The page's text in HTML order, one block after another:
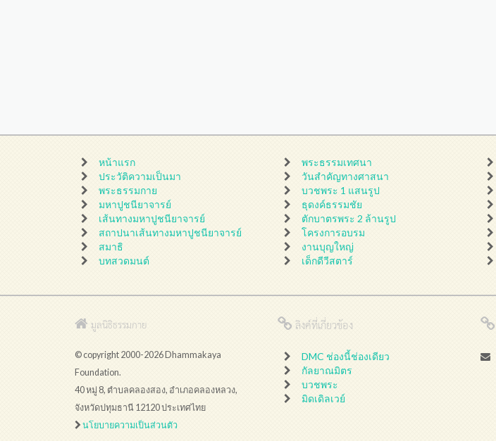
หน้าแรก
ประวัติความเป็นมา
พระธรรมกาย
มหาปูชนียาจารย์
เส้นทางมหาปูชนียาจารย์
สถาปนาเส้นทางมหาปูชนียาจารย์
สมาธิ
บทสวดมนต์
พระธรรมเทศนา
วันสำคัญทางศาสนา
บวชพระ 1 แสนรูป
ธุดงค์ธรรมชัย
ตักบาตรพระ 2 ล้านรูป
โครงการอบรม
งานบุญใหญ่
เด็กดีวีสตาร์
มูลนิธิธรรมกาย
© copyright 2000-2026 Dhammakaya
Foundation.
40 หมู่ 8, ตำบลคลองสอง, อำเภอคลองหลวง,
จังหวัดปทุมธานี 12120 ประเทศไทย
นโยบายความเป็นส่วนตัว
ลิงค์ที่เกี่ยวข้อง
DMC ช่องนี้ช่องเดียว
กัลยาณมิตร
บวชพระ
มิดเดิลเวย์